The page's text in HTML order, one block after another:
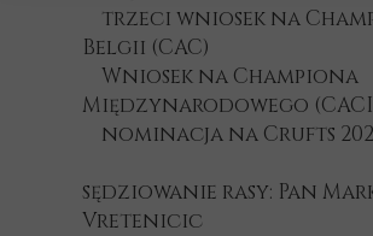
trzeci wniosek na
Belgii (CAC)
Wniosek na Championa
Międzynarodowego
nominacja na Crufts
sędziowanie rasy: Pan
Vretenicic